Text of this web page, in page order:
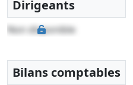
Dirigeants
Non disponible
Bilans comptables